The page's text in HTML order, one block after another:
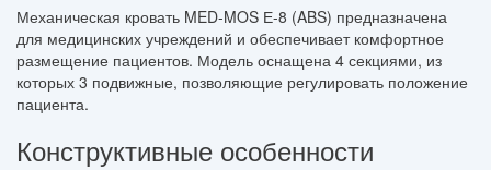
Механическая кровать MED-MOS Е-8 (ABS) предназначена
для медицинских учреждений и обеспечивает комфортное
размещение пациентов. Модель оснащена 4 секциями, из
которых 3 подвижные, позволяющие регулировать положение
пациента.
Конструктивные особенности